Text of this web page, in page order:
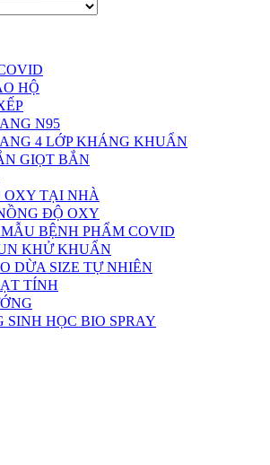
HỘ
N95
4 LỚP KHÁNG KHUẨN
GIỌT BẮN
OXY TẠI NHÀ
ĐỘ OXY
BỆNH PHẨM COVID
KHỬ KHUẨN
DỪA SIZE TỰ NHIÊN
TÍNH
SINH HỌC BIO SPRAY